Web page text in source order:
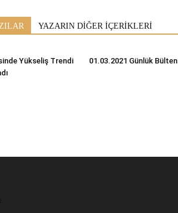
YAZARIN DİĞER İÇERİKLERİ
Yükseliş Trendi
01.03.2021 Günlük Bülten